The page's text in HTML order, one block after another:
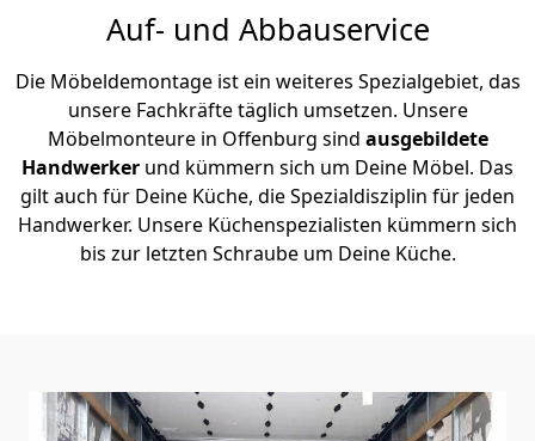
Auf- und Abbauservice
Die Möbeldemontage ist ein weiteres Spezialgebiet, das
unsere Fachkräfte täglich umsetzen. Unsere
Möbelmonteure in Offenburg sind ausgebildete
Handwerker und kümmern sich um Deine Möbel. Das
gilt auch für Deine Küche, die Spezialdisziplin für jeden
Handwerker. Unsere Küchenspezialisten kümmern sich
bis zur letzten Schraube um Deine Küche.